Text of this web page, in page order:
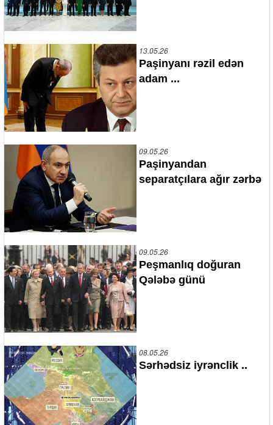
13.05.26
Paşinyanı rəzil edən
adam ...
09.05.26
Paşinyandan
separatçılara ağır zərbə
09.05.26
Peşmanlıq doğuran
Qələbə günü
08.05.26
Sərhədsiz iyrənclik ..